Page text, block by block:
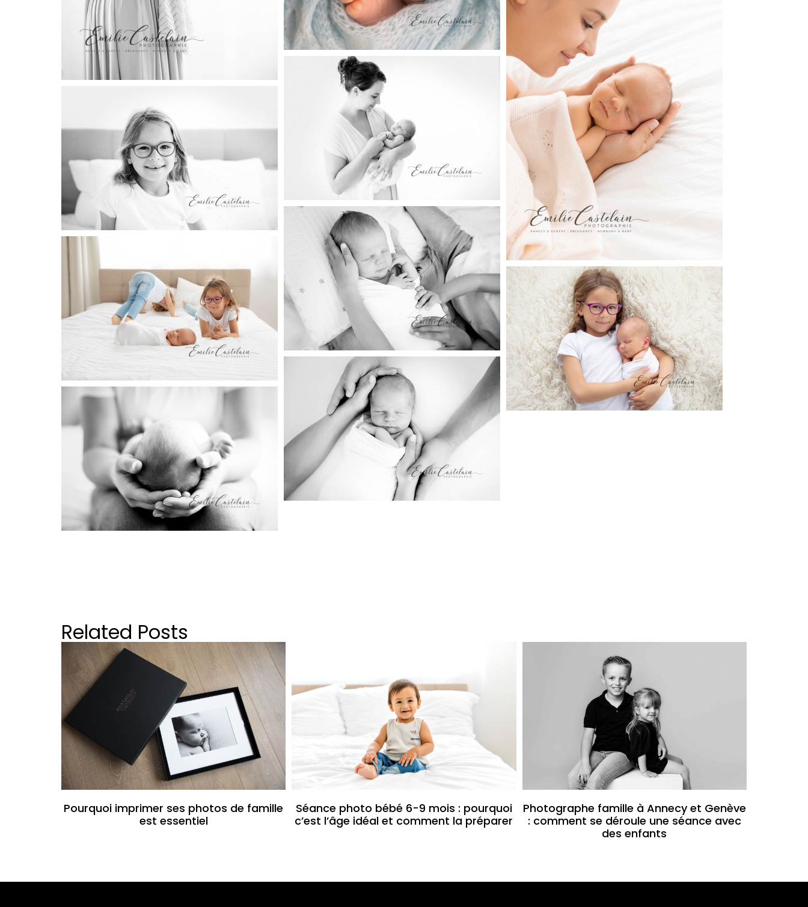
Related Posts
Pourquoi imprimer ses photos de famille
est essentiel
Séance photo bébé 6-9 mois : pourquoi
c’est l’âge idéal et comment la préparer
Photographe famille à Annecy et Genève
: comment se déroule une séance avec
des enfants